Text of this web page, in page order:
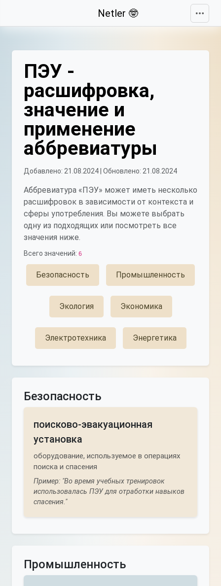
Netler 🤓
ПЭУ -
расшифровка,
значение и
применение
аббревиатуры
Добавлено: 21.08.2024 | Обновлено: 21.08.2024
Аббревиатура «ПЭУ» может иметь несколько
расшифровок в зависимости от контекста и
сферы употребления. Вы можете выбрать
одну из подходящих или посмотреть все
значения ниже.
Всего значений: 6
Безопасность Промышленность
Экология Экономика
Электротехника Энергетика
Безопасность
поисково-эвакуационная
установка
оборудование, используемое в операциях
поиска и спасения
Пример: "Во время учебных тренировок
использовалась ПЭУ для отработки навыков
спасения."
Промышленность